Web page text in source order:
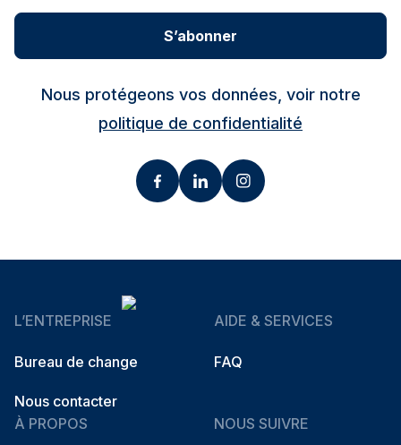
S’abonner
Nous protégeons vos données, voir notre
politique de confidentialité
L’ENTREPRISE
Bureau de change
Nous contacter
AIDE & SERVICES
FAQ
À PROPOS NOUS SUIVRE